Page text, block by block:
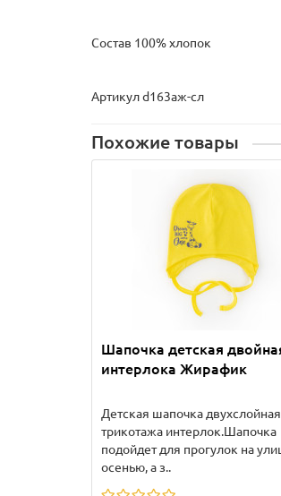
Состав 100% хлопок
Артикул d163аж-сл
Похожие товары
Шапочка детская
интерлока Жирафик
Детская шапочка
трикотажа интерлок.Шапочка
подойдет для прогулок на
осенью, а з..